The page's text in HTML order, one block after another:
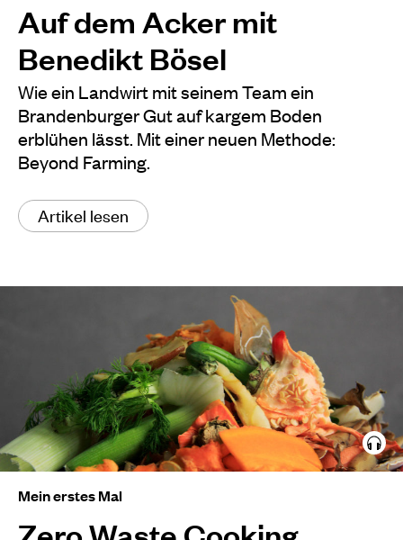
Auf dem Acker mit
Benedikt Bösel
Wie ein Landwirt mit seinem Team ein
Brandenburger Gut auf kargem Boden
erblühen lässt. Mit einer neuen Methode:
Beyond Farming.
Artikel lesen
Mein erstes Mal